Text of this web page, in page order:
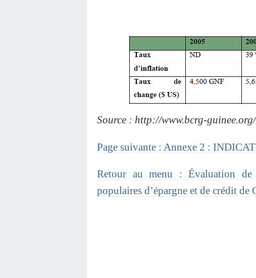
Source : http://www.bcrg-
Page suivante : Annexe 2 :
Retour au menu : Évaluation de
populaires d’épargne et de crédit